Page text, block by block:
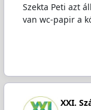
Szekta Peti azt
van wc-papir a
XXI.